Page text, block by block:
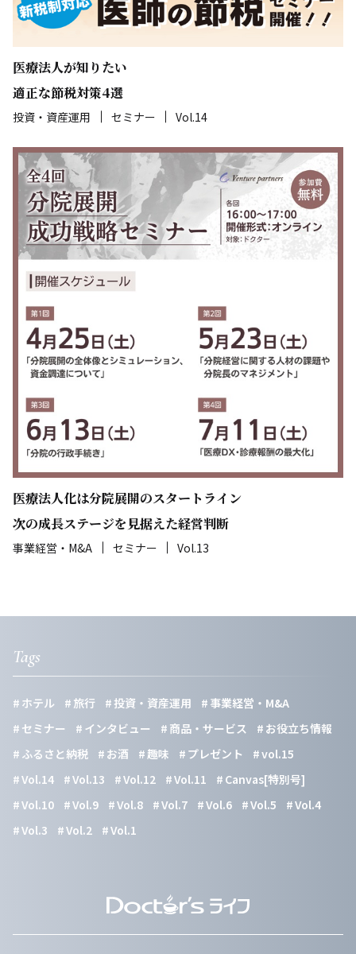
医療法人が知りたい
適正な節税対策4選
投資・資産運用 セミナー Vol.14
医療法人化は分院展開のスタートライン
次の成長ステージを見据えた経営判断
事業経営・M&A セミナー Vol.13
Tags
ホテル 旅行 投資・資産運用
事業経営・M&A
セミナー
インタビュー 商品・サービス
お役立ち情報
ふるさと納税
お酒 趣味 プレゼント
vol.15
Vol.14
Vol.13 Vol.12 Vol.11
Canvas[特別号]
Vol.10
Vol.9 Vol.8 Vol.7 Vol.6 Vol.5
Vol.4
Vol.3
Vol.2 Vol.1